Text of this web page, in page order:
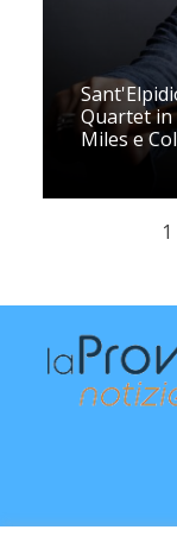
Quartet in
Miles e
1